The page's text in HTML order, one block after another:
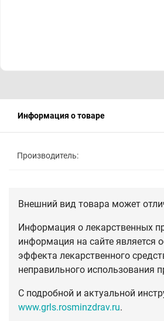
Информация о товаре
Производитель:
Внешний вид товара может
Информация о лекарственных
информация на сайте является
эффекта лекарственного
неправильного использования
С подробной и актуальной
www.grls.rosminzdrav.ru.